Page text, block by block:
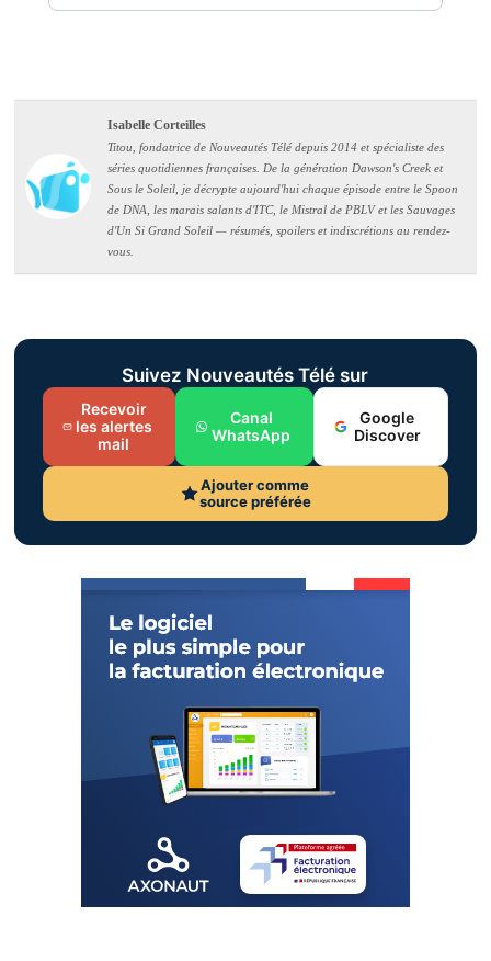
Isabelle Corteilles
Titou, fondatrice de Nouveautés Télé depuis 2014 et spécialiste des
séries quotidiennes françaises. De la génération Dawson's Creek et
Sous le Soleil, je décrypte aujourd'hui chaque épisode entre le Spoon
de DNA, les marais salants d'ITC, le Mistral de PBLV et les Sauvages
d'Un Si Grand Soleil — résumés, spoilers et indiscrétions au rendez-
vous.
Suivez Nouveautés Télé sur
Recevoir
les alertes
mail
Canal
WhatsApp
Google
Discover
Ajouter comme
source préférée